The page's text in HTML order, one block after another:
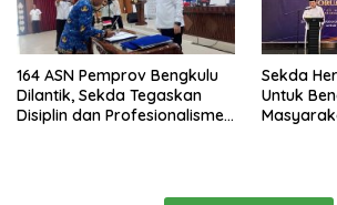
164 ASN Pemprov Bengkulu
Dilantik, Sekda Tegaskan
Disiplin dan Profesionalisme
Sekda
Untuk